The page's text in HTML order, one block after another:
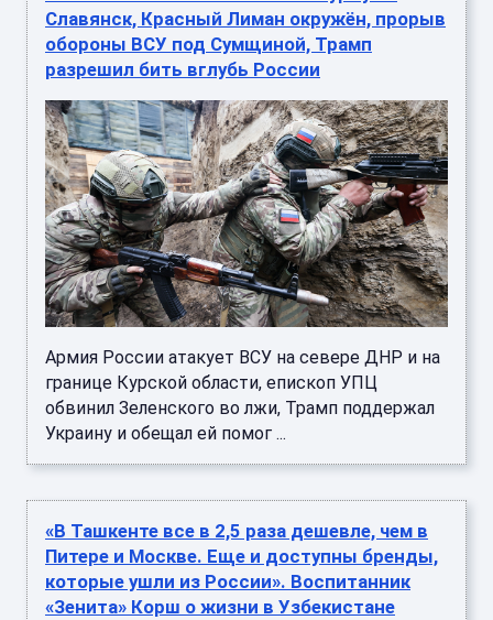
Славянск, Красный Лиман окружён, прорыв
обороны ВСУ под Сумщиной, Трамп
разрешил бить вглубь России
Армия России атакует ВСУ на севере ДНР и на
границе Курской области, епископ УПЦ
обвинил Зеленского во лжи, Трамп поддержал
Украину и обещал ей помог ...
«В Ташкенте все в 2,5 раза дешевле, чем в
Питере и Москве. Еще и доступны бренды,
которые ушли из России». Воспитанник
«Зенита» Корш о жизни в Узбекистане